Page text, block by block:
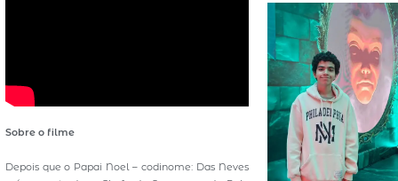
Sobre o filme
Depois que o Papai Noel – codinome: Das Neves